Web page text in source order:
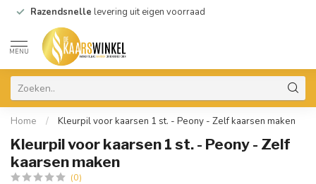
Razendsnelle levering uit eigen voorraad
MENU
Home / Kleurpil voor kaarsen 1 st. - Peony - Zelf kaarsen maken
Kleurpil voor kaarsen 1 st. - Peony - Zelf
kaarsen maken
(0)